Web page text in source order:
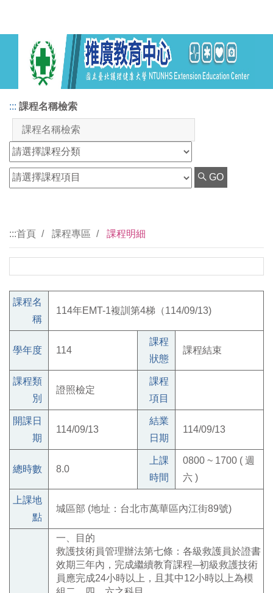
::: 課程名稱檢索
GO
:::首頁 課程專區 課程明細
課程名
稱
114年EMT-1複訓第4梯（114/09/13)
學年度 114
課程
狀態
課程結束
課程類
別
證照檢定
課程
項目
開課日
期
114/09/13
結業
日期
114/09/13
總時數 8.0
上課
時間
0800 ~ 1700 ( 週
六 )
上課地
點
城區部 (地址：台北市萬華區內江街89號)
一、目的
救護技術員管理辦法第七條：各級救護員於證書
效期三年內，完成繼續教育課程─初級救護技術
員應完成24小時以上，且其中12小時以上為模